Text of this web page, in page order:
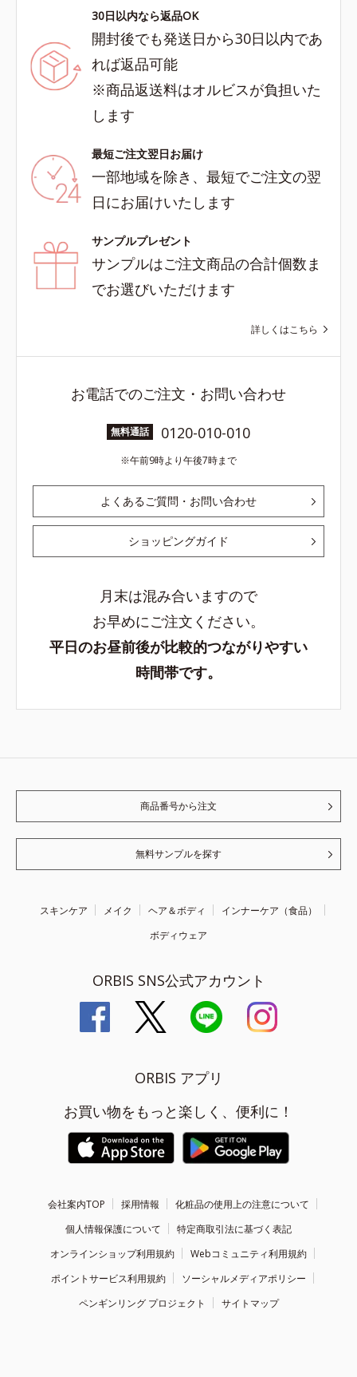
30日以内なら返品OK
開封後でも発送日から30日以内であ
れば返品可能
※商品返送料はオルビスが負担いた
します
最短ご注文翌日お届け
一部地域を除き、最短でご注文の翌
日にお届けいたします
サンプルプレゼント
サンプルはご注文商品の合計個数ま
でお選びいただけます
詳しくはこちら
お電話でのご注文・お問い合わせ
無料通話 0120-010-010
午前9時より午後7時まで
よくあるご質問・お問い合わせ
ショッピングガイド
月末は混み合いますので
お早めにご注文ください。
平日のお昼前後が比較的つながりやすい
時間帯です。
商品番号から注文
無料サンプルを探す
スキンケア メイク ヘア＆ボディ
インナーケア（食品）
ボディウェア
ORBIS SNS公式アカウント
ORBIS アプリ
お買い物をもっと楽しく、便利に！
会社案内TOP 採用情報
化粧品の使用上の注意について
個人情報保護について
特定商取引法に基づく表記
オンラインショップ利用規約
Webコミュニティ利用規約
ポイントサービス利用規約
ソーシャルメディアポリシー
ペンギンリング プロジェクト
サイトマップ